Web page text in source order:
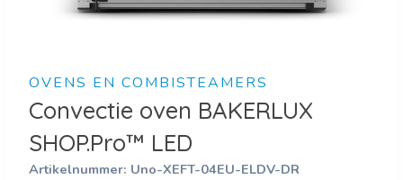
OVENS EN COMBISTEAMERS
Convectie oven BAKERLUX
SHOP.Pro™ LED
Artikelnummer: Uno-XEFT-04EU-ELDV-DR